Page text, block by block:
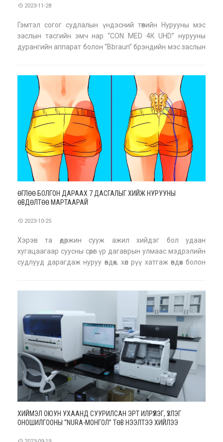
2023-11-28
Гэмтэл согог судлалын үндэсний төвийн Нурууны мэс
заслын тасгийн эмч нар “CON MED 4К UHD” нурууны
дурангийн аппарат болон “Bbraun” брэндийн мэс заслын
амжилттай хийлээ. Үений дурангийн хамгийн
ӨГЛӨӨ БОЛГОН ДАРААХ 7 ДАСГАЛЫГ ХИЙЖ НУРУУНЫ
ӨВДӨЛТӨӨ МАРТААРАЙ
2023-10-25
Хэрэв та өдөржин сууж ажил хийдэг бол удаан
хугацаагаар суусны сөрөг үр дагаврын улмаас мэдрэлийн
судлууд дарагдаж нуруу өвдөх, хөл рүү хатгаж өвдөх болон
оронд дотроо байхдаа хийх боломжтой ю
ХИЙМЭЛ ОЮУН УХААНД СУУРИЛСАН ЭРТ ИЛРҮҮЛЭГ, ҮЗЛЭГ
ОНОШИЛГООНЫ “NURA-МОНГОЛ” ТӨВ НЭЭЛТЭЭ ХИЙЛЭЭ